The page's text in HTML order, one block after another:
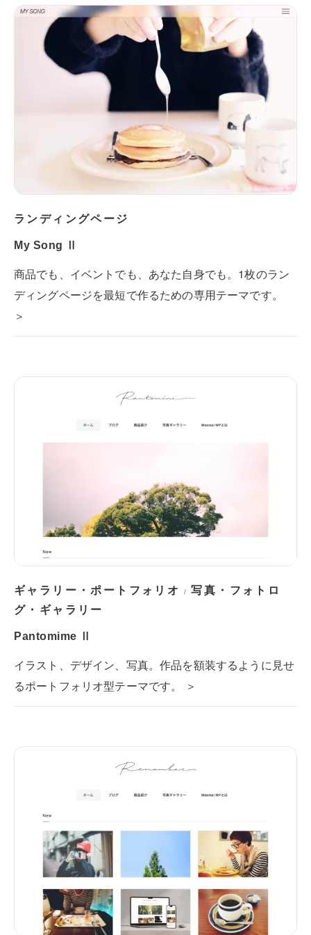
ランディングページ
My Song Ⅱ
商品でも、イベントでも、あなた自身でも。1枚のラン
ディングページを最短で作るための専用テーマです。
＞
ギャラリー・ポートフォリオ /写真・フォトロ
グ・ギャラリー
Pantomime Ⅱ
イラスト、デザイン、写真。作品を額装するように見せ
るポートフォリオ型テーマです。 ＞